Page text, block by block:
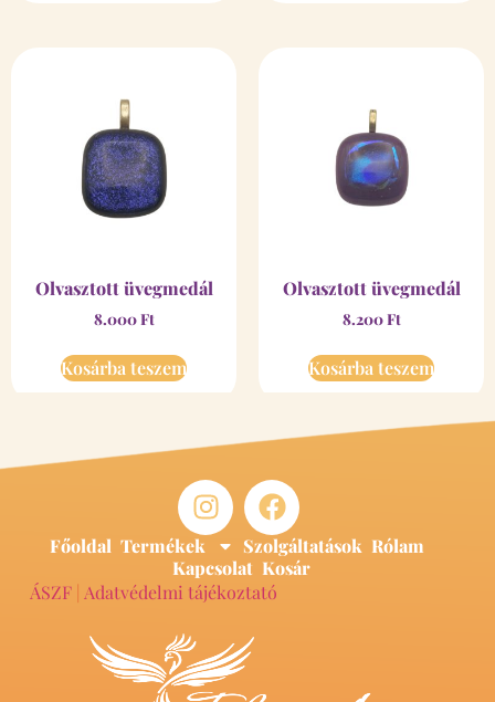
Olvasztott üvegmedál
8.000Ft
Kosárba teszem
Olvasztott üvegmedál
8.200Ft
Kosárba teszem
Főoldal Termékek Szolgáltatások Rólam
Kapcsolat Kosár
ÁSZF| Adatvédelmi tájékoztató